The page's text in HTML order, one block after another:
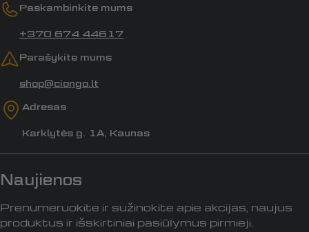
Paskambinkite mums
+370 674 44617
Parašykite mums
shop@ciongo.lt
Adresas
Karklytės g. 1A, Kaunas
Naujienos
Prenumeruokite ir sužinokite apie akcijas, naujus
produktus ir išskirtiniai pasiūlymus pirmieji.